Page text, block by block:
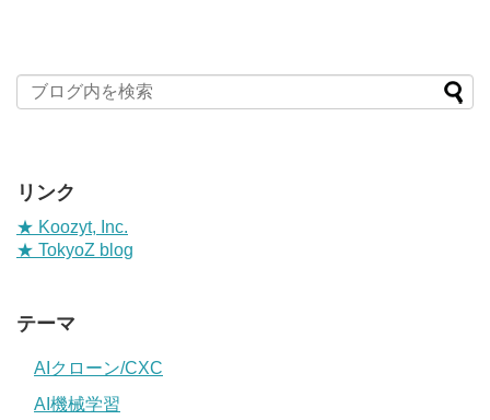
リンク
★ Koozyt, Inc.
★ TokyoZ blog
テーマ
AIクローン/CXC
AI機械学習